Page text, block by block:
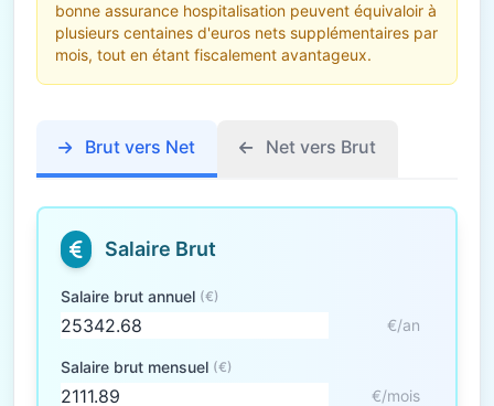
bonne assurance hospitalisation peuvent équivaloir à
plusieurs centaines d'euros nets supplémentaires par
mois, tout en étant fiscalement avantageux.
Brut vers Net Net vers Brut
Salaire Brut
Salaire brut annuel (€)
€/an
Salaire brut mensuel (€)
€/mois